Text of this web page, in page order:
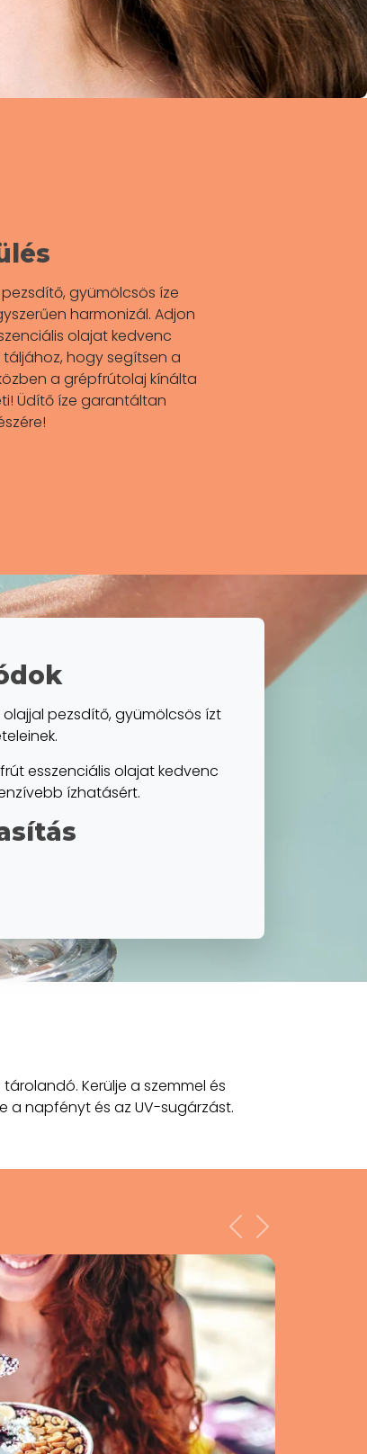
gyümölcsös íze
harmonizál. Adjon
olajat kedvenc
hogy segítsen a
a grépfrútolaj kínálta
Üdítő íze garantáltan
pezsdítő, gyümölcsös ízt
esszenciális olajat kedvenc
ízhatásért.
Kerülje a szemmel és
a napfényt és az UV-sugárzást.
Previous